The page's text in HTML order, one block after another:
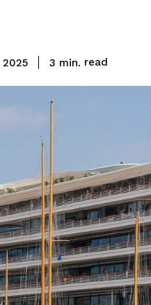
3 min. read